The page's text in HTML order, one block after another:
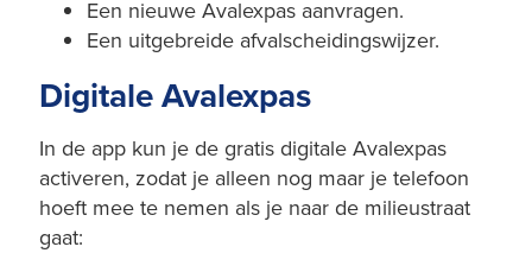
Een nieuwe Avalexpas aanvragen.
Een uitgebreide afvalscheidingswijzer.
Digitale Avalexpas
In de app kun je de gratis digitale Avalexpas
activeren, zodat je alleen nog maar je telefoon
hoeft mee te nemen als je naar de milieustraat
gaat: